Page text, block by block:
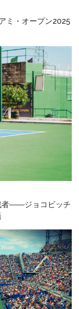
ミ・オープン2025
者――ジョコビッチ